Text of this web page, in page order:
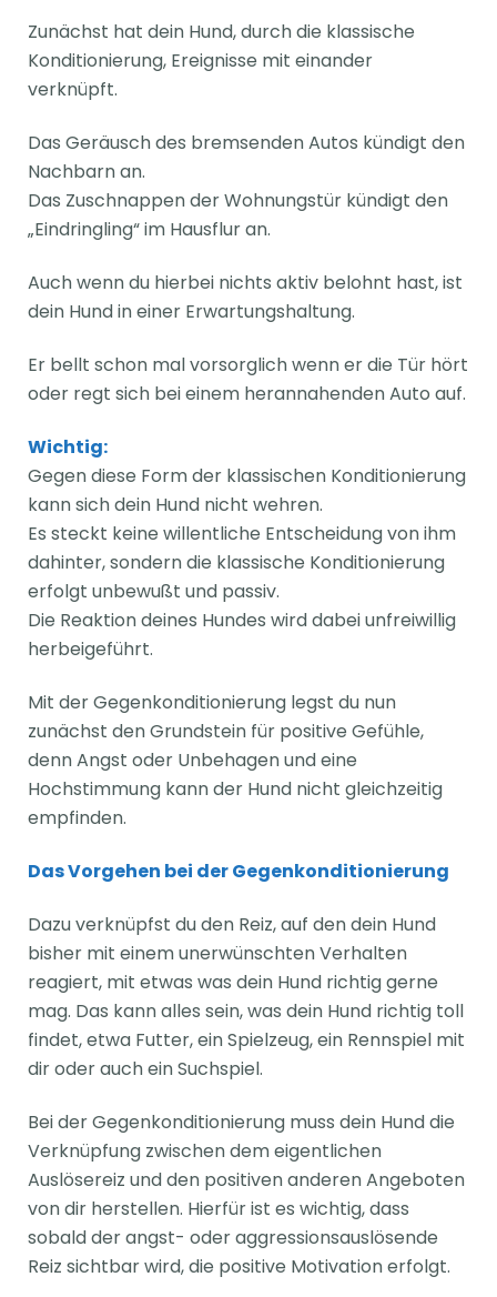
Zunächst hat dein Hund, durch die klassische
Konditionierung, Ereignisse mit einander
verknüpft.
Das Geräusch des bremsenden Autos kündigt den
Nachbarn an.
Das Zuschnappen der Wohnungstür kündigt den
„Eindringling“ im Hausflur an.
Auch wenn du hierbei nichts aktiv belohnt hast, ist
dein Hund in einer Erwartungshaltung.
Er bellt schon mal vorsorglich wenn er die Tür hört
oder regt sich bei einem herannahenden Auto auf.
Wichtig:
Gegen diese Form der klassischen Konditionierung
kann sich dein Hund nicht wehren.
Es steckt keine willentliche Entscheidung von ihm
dahinter, sondern die klassische Konditionierung
erfolgt unbewußt und passiv.
Die Reaktion deines Hundes wird dabei unfreiwillig
herbeigeführt.
Mit der Gegenkonditionierung legst du nun
zunächst den Grundstein für positive Gefühle,
denn Angst oder Unbehagen und eine
Hochstimmung kann der Hund nicht gleichzeitig
empfinden.
Das Vorgehen bei der Gegenkonditionierung
Dazu verknüpfst du den Reiz, auf den dein Hund
bisher mit einem unerwünschten Verhalten
reagiert, mit etwas was dein Hund richtig gerne
mag. Das kann alles sein, was dein Hund richtig toll
findet, etwa Futter, ein Spielzeug, ein Rennspiel mit
dir oder auch ein Suchspiel.
Bei der Gegenkonditionierung muss dein Hund die
Verknüpfung zwischen dem eigentlichen
Auslösereiz und den positiven anderen Angeboten
von dir herstellen. Hierfür ist es wichtig, dass
sobald der angst- oder aggressionsauslösende
Reiz sichtbar wird, die positive Motivation erfolgt.